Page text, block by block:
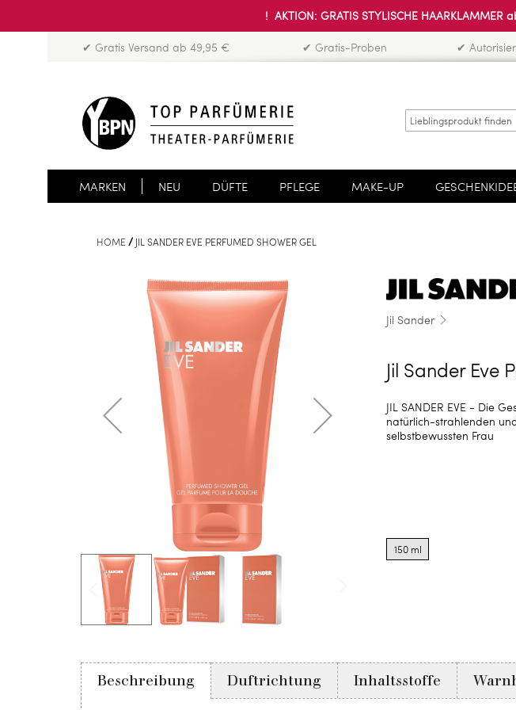
! AKTION: GRATIS STYLISCHE
✔ Gratis Versand ab 49,95 € ✔ Gratis-Proben ✔
MARKEN NEU DÜFTE PFLEGE MAKE-UP
HOME JIL SANDER EVE PERFUMED SHOWER GEL
Jil Sander
Jil Sander Eve
JIL SANDER EVE - Die
natürlich-strahlenden
selbstbewussten Frau
options
for
150 ml
Beschreibung Duftrichtung Inhaltsstoffe